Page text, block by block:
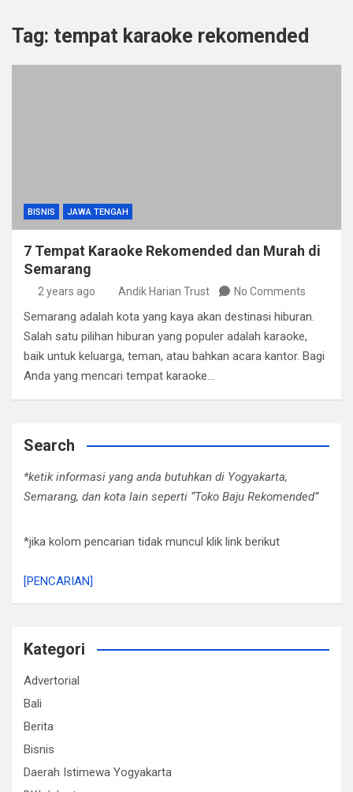
Tag: tempat karaoke rekomended
BISNIS JAWA TENGAH
7 Tempat Karaoke Rekomended dan Murah di
Semarang
2 years ago Andik Harian Trust No Comments
Semarang adalah kota yang kaya akan destinasi hiburan.
Salah satu pilihan hiburan yang populer adalah karaoke,
baik untuk keluarga, teman, atau bahkan acara kantor. Bagi
Anda yang mencari tempat karaoke…
Search
*ketik informasi yang anda butuhkan di Yogyakarta,
Semarang, dan kota lain seperti “Toko Baju Rekomended”
*jika kolom pencarian tidak muncul klik link berikut
[PENCARIAN]
Kategori
Advertorial
Bali
Berita
Bisnis
Daerah Istimewa Yogyakarta